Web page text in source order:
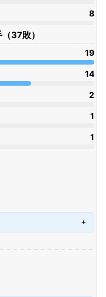
8
37敗）
19
14
2
1
1